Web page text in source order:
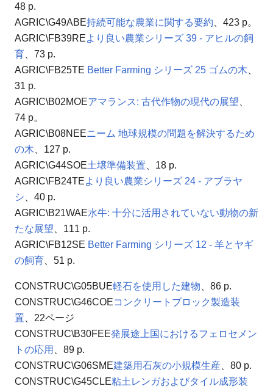
48 p.
AGRIC\G49ABE持続可能な農業に関する要約 、423 p。
AGRIC\FB39REより良い農業シリーズ 39 - アヒルの飼
育 、73 p.
AGRIC\FB25TE Better Farming シリーズ 25 ゴムの木
31 p.
AGRIC\B02MOEアマランス: 古代作物の現代の展望
74 p。
AGRIC\B08NEEニーム 地球規模の問題を解決するため
の木 、127 p.
AGRIC\G44SOE土壌準備装置 、18 p.
AGRIC\FB24TEより良い農業シリーズ 24 - アブラヤ
シ 、40 p.
AGRIC\B21WAE水牛: 十分に活用されていない動物の新
たな展望 、111 p.
AGRIC\FB12SE Better Farming シリーズ 12 - 羊とヤギ
の飼育 、51 p.
CONSTRUC\G05BUE軽石を使用した建物 、86 p.
CONSTRUC\G46COEコンクリートブロック製造装
置 、22ページ
CONSTRUC\B30FEE発展途上国におけるフェロセメン
トの応用
、89 p.
CONSTRUC\G06SME建築用石灰の小規模生産 、80 p.
CONSTRUC\G45CLE粘土レンガおよびタイル成形装